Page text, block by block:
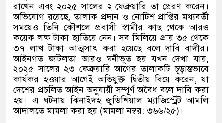
রাখেন এবং ২০২৫ সালের ২ ফেব্রুয়ারি তা প্রেরণ করেন।
অভিযোগ রয়েছে,তালাক প্রদান ও নোটিশ প্রাপ্তির মধ্যবর্তী
সময়েও তিনি কৌশলে প্রবাসী স্বামীর কাছ থেকে আরও
কয়েক লক্ষ টাকা হাতিয়ে নেন। সব মিলিয়ে প্রায় ৩৫ থেকে
৩৭ লাখ টাকা আত্মসাৎ করা হয়েছে বলে দাবি বাদীর।
আইনগত জটিলতা আরও ঘনীভূত হয় যখন দেখা যায়,
২০২৫ সালের ২৩ ফেব্রুয়ারি আগের তালাকটি চূড়ান্তভাবে
কার্যকর হওয়ার আগেই অভিযুক্ত দ্বিতীয় বিয়ে করেন,যা
দেশের প্রচলিত আইন অনুযায়ী সম্পূর্ণ অবৈধ বলে দাবি করা
হয়। এ ঘটনায় ঝিনাইদহ জুডিশিয়াল ম্যাজিস্ট্রেট আমলি
আদালতে মামলা করা হয় (মামলা নম্বর: ৩৬৬/২৫) ।